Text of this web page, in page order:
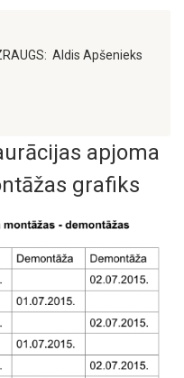
Aldis Apšenieks
apjoma
grafiks